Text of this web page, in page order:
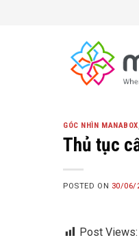
GÓC NHÌN MANABOX
Thủ tục
POSTED ON 30/06/
Post Views: